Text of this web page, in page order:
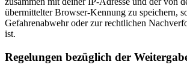
übermittelter Browser-Kennung zu speichern,
Gefahrenabwehr oder zur rechtlichen
ist.
Regelungen bezüglich der